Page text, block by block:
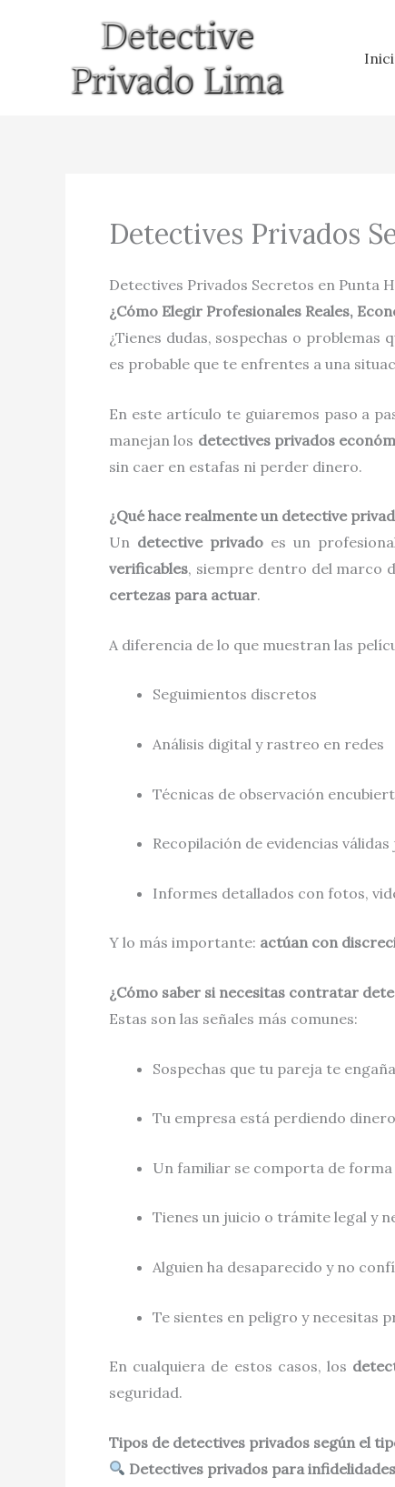
Detectives Privados
Detectives Privados Secretos en Punta
¿Cómo Elegir Profesionales Reales,
¿Tienes dudas, sospechas o problemas
es probable que te enfrentes a una
En este artículo te guiaremos paso a
manejan los detectives privados
sin caer en estafas ni perder dinero.
¿Qué hace realmente un detective
Un detective privado es un
verificables, siempre dentro del marco
certezas para actuar.
A diferencia de lo que muestran las
Seguimientos discretos
Análisis digital y rastreo en redes
Técnicas de observación
Recopilación de evidencias
Informes detallados con fotos,
Y lo más importante: actúan con
¿Cómo saber si necesitas contratar
Estas son las señales más comunes:
Sospechas que tu pareja te
Tu empresa está perdiendo
Un familiar se comporta de forma
Tienes un juicio o trámite legal y
Alguien ha desaparecido y no
Te sientes en peligro y necesitas
En cualquiera de estos casos, los
seguridad.
Tipos de detectives privados según el
Detectives privados para infidelidades